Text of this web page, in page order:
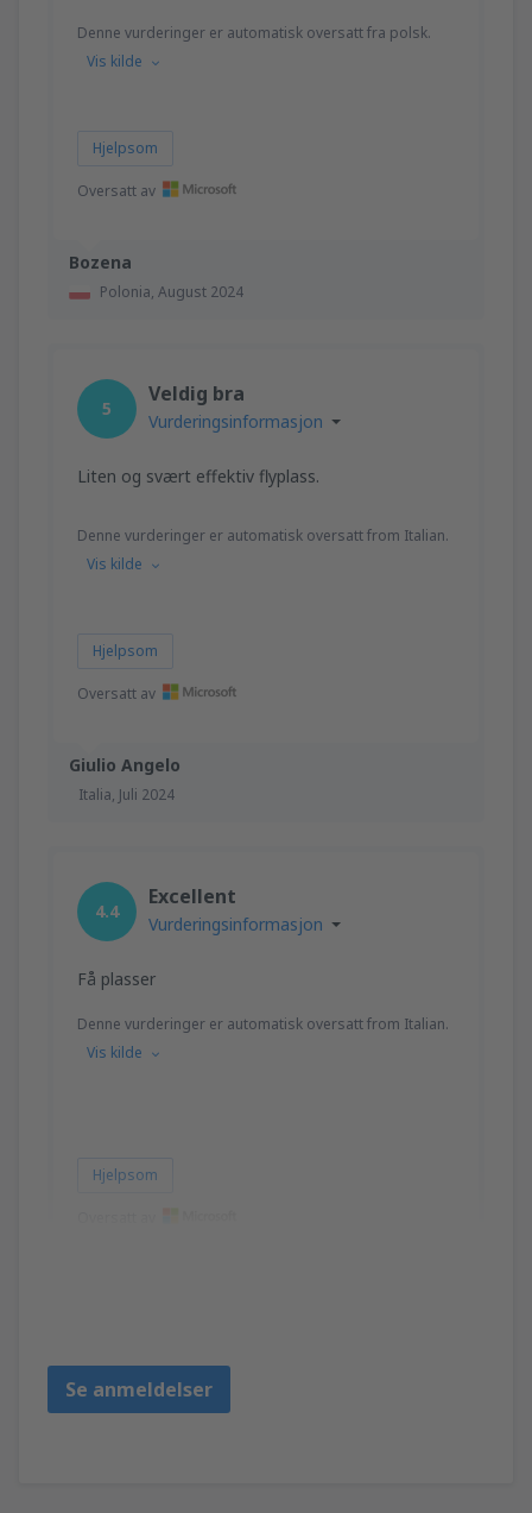
Bozena
Polonia, August 2024
Denne vurderinger er automatisk oversatt fra polsk.
Vis kilde
Hjelpsom
Oversatt av
Giulio Angelo
Italia, Juli 2024
5
Veldig bra
Vurderingsinformasjon
Liten og svært effektiv flyplass.
Denne vurderinger er automatisk oversatt from Italian.
Vis kilde
Hjelpsom
Oversatt av
4.4
Excellent
Vurderingsinformasjon
Få plasser
Denne vurderinger er automatisk oversatt from Italian.
Vis kilde
Hjelpsom
Se anmeldelser